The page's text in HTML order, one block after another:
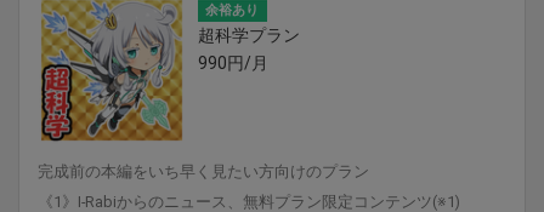
余裕あり
超科学プラン
990円/月
完成前の本編をいち早く見たい方向けのプラン
《1》I-Rabiからのニュース、無料プラン限定コンテンツ(※1)